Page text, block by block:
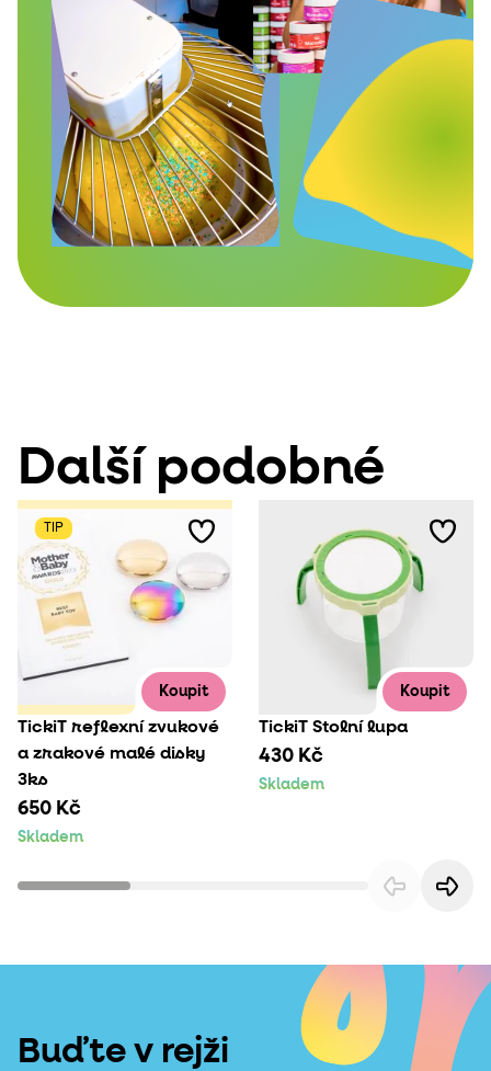
Další podobné
TIP
Koupit
TickiT reflexní zvukové
a zrakové malé disky
3ks
650 Kč
Skladem
Koupit
TickiT Stolní lupa
430 Kč
Skladem
Buďte v rejži